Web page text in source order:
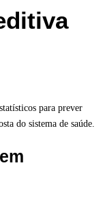
para prever
do sistema de saúde.